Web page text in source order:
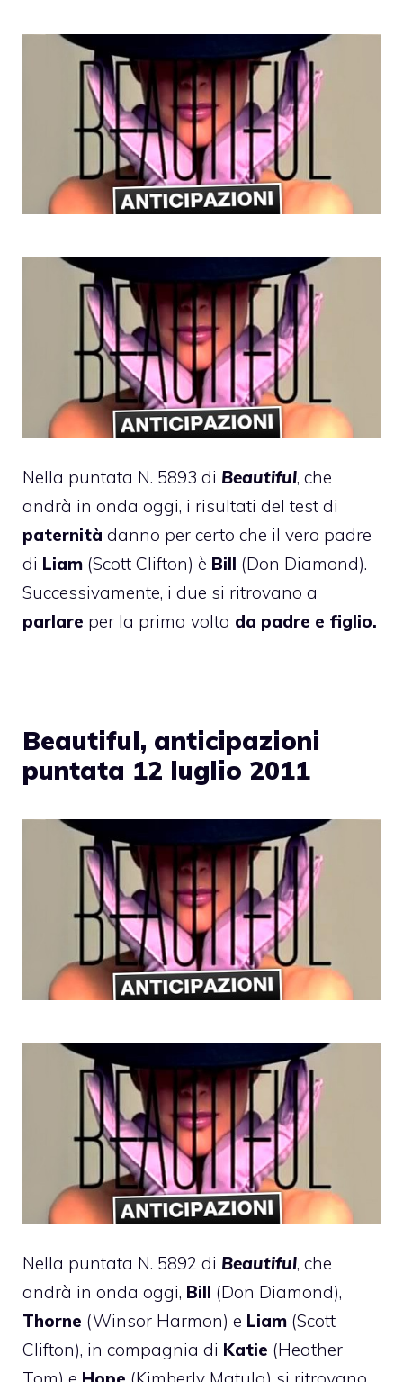
Nella puntata N. 5893 di Beautiful, che
andrà in onda oggi, i risultati del test di
paternità danno per certo che il vero padre
di Liam (Scott Clifton) è Bill (Don Diamond).
Successivamente, i due si ritrovano a
parlare per la prima volta da padre e figlio.
Beautiful, anticipazioni
puntata 12 luglio 2011
Nella puntata N. 5892 di Beautiful, che
andrà in onda oggi, Bill (Don Diamond),
Thorne (Winsor Harmon) e Liam (Scott
Clifton), in compagnia di Katie (Heather